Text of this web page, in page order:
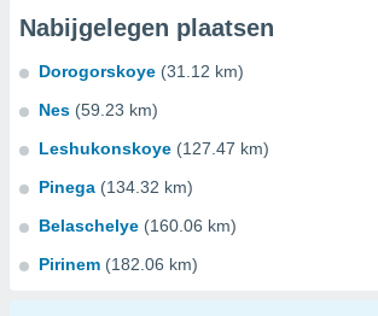
Nabijgelegen plaatsen
Dorogorskoye (31.12 km)
Nes (59.23 km)
Leshukonskoye (127.47 km)
Pinega (134.32 km)
Belaschelye (160.06 km)
Pirinem (182.06 km)